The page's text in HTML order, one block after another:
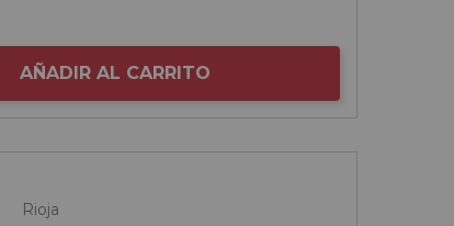
AÑADIR AL CARRITO
Rioja